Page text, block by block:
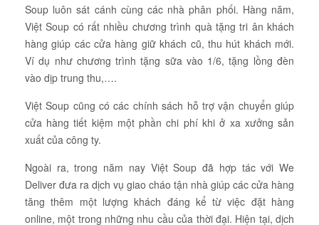
Soup luôn sát cánh cùng các nhà phân phối. Hàng năm,
Việt Soup có rất nhiều chương trình quà tặng tri ân khách
hàng giúp các cửa hàng giữ khách cũ, thu hút khách mới.
Ví dụ như chương trình tặng sữa vào 1/6, tặng lồng đèn
vào dịp trung thu,….
Việt Soup cũng có các chính sách hỗ trợ vận chuyển giúp
cửa hàng tiết kiệm một phần chi phí khi ở xa xưởng sản
xuất của công ty.
Ngoài ra, trong năm nay Việt Soup đã hợp tác với We
Deliver đưa ra dịch vụ giao cháo tận nhà giúp các cửa hàng
tăng thêm một lượng khách đáng kể từ việc đặt hàng
online, một trong những nhu cầu của thời đại. Hiện tại, dịch